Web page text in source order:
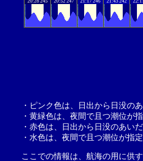
・ピンク色は、日出から日没の
・黄緑色は、夜間で且つ潮位が
・赤色は、日出から日没のあい
・水色は、夜間で且つ潮位が指
ここでの情報は、航海の用に供